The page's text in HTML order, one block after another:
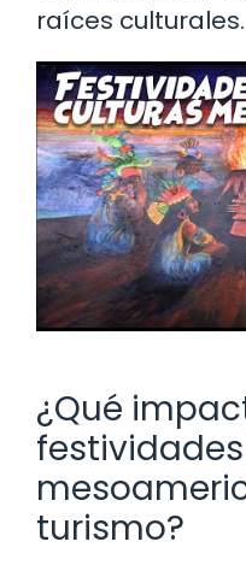
raíces culturales.
¿Qué
festividades
turismo?